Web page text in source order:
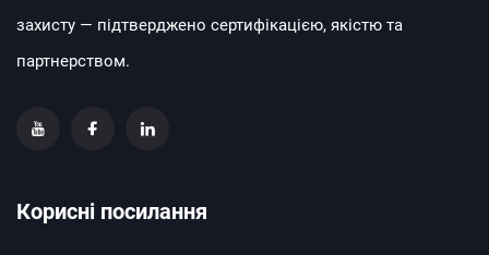
захисту — підтверджено сертифікацією, якістю та
партнерством.
Корисні посилання